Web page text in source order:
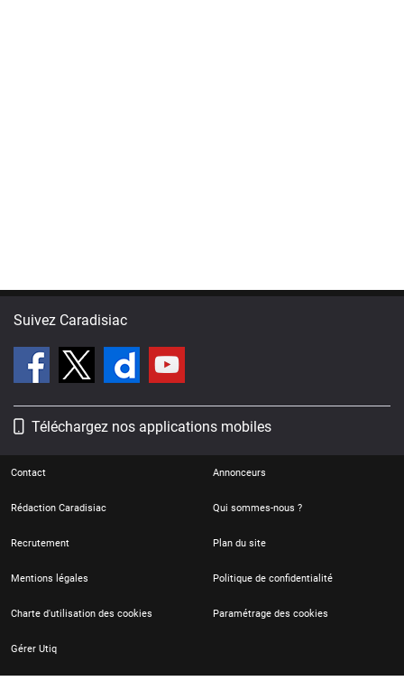
Suivez Caradisiac
Téléchargez nos applications mobiles
Contact Annonceurs
Rédaction Caradisiac Qui sommes-nous ?
Recrutement Plan du site
Mentions légales Politique de confidentialité
Charte d'utilisation des cookies Paramétrage des cookies
Gérer Utiq